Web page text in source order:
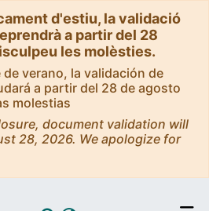
d'estiu, la validació
a partir del 28
les molèsties.
verano, la validación de
a partir del 28 de agosto
molestias
document validation will
28, 2026. We apologize for